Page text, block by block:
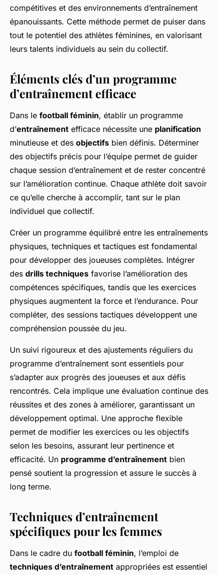
compétitives et des environnements d’entraînement
épanouissants. Cette méthode permet de puiser dans
tout le potentiel des athlètes féminines, en valorisant
leurs talents individuels au sein du collectif.
Éléments clés d’un programme
d’entraînement efficace
Dans le football féminin, établir un programme
d’entraînement efficace nécessite une planification
minutieuse et des objectifs bien définis. Déterminer
des objectifs précis pour l’équipe permet de guider
chaque session d’entraînement et de rester concentré
sur l’amélioration continue. Chaque athlète doit savoir
ce qu’elle cherche à accomplir, tant sur le plan
individuel que collectif.
Créer un programme équilibré entre les entraînements
physiques, techniques et tactiques est fondamental
pour développer des joueuses complètes. Intégrer
des drills techniques favorise l’amélioration des
compétences spécifiques, tandis que les exercices
physiques augmentent la force et l’endurance. Pour
compléter, des sessions tactiques développent une
compréhension poussée du jeu.
Un suivi rigoureux et des ajustements réguliers du
programme d’entraînement sont essentiels pour
s’adapter aux progrès des joueuses et aux défis
rencontrés. Cela implique une évaluation continue des
réussites et des zones à améliorer, garantissant un
développement optimal. Une approche flexible
permet de modifier les exercices ou les objectifs
selon les besoins, assurant leur pertinence et
efficacité. Un programme d’entraînement bien
pensé soutient la progression et assure le succès à
long terme.
Techniques d’entraînement
spécifiques pour les femmes
Dans le cadre du football féminin, l’emploi de
techniques d’entraînement appropriées est essentiel